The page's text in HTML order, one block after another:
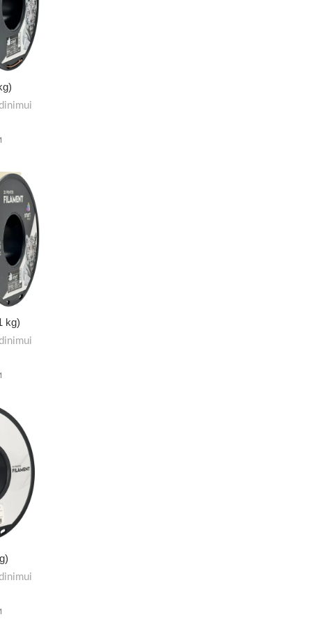
kg)